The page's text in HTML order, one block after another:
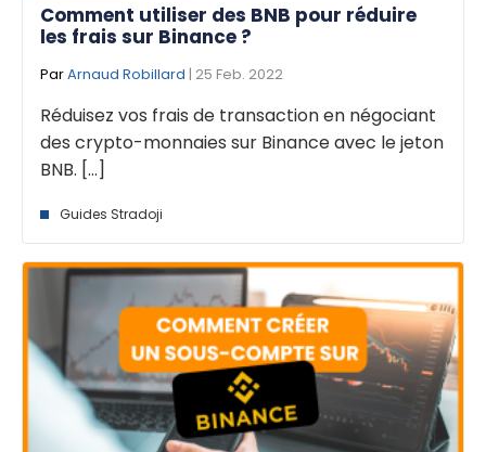
Comment utiliser des BNB pour réduire
les frais sur Binance ?
ParArnaud Robillard | 25 Feb. 2022
Réduisez vos frais de transaction en négociant
des crypto-monnaies sur Binance avec le jeton
BNB. [...]
Guides Stradoji